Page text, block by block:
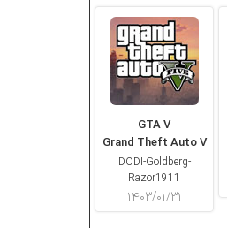
GTA V
Grand Theft Auto V
DODI-Goldberg-
Razor1911
۱۴۰۳/۰۱/۳۱